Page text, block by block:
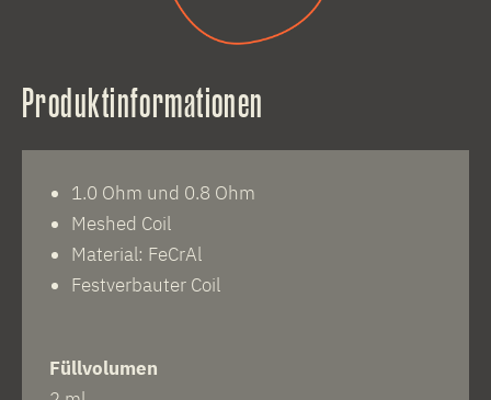
Produktinformationen
1.0 Ohm und 0.8 Ohm
Meshed Coil
Material: FeCrAl
Festverbauter Coil
Füllvolumen